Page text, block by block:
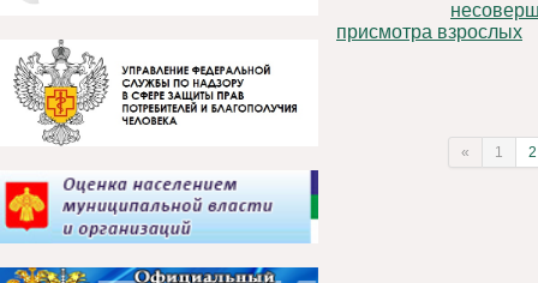
присмотра взрослых
« 1 2